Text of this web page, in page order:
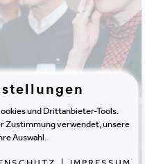
und Drittanbieter-Tools.
Zustimmung verwendet, unsere
Auswahl.